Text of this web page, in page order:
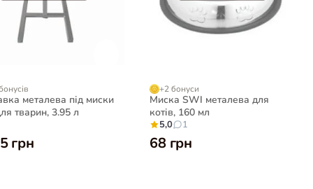
металева під миски
тварин, 3.95 л
грн
+2 бонуси
Миска SWI металева для
котів, 160 мл
5,0 1
68 грн